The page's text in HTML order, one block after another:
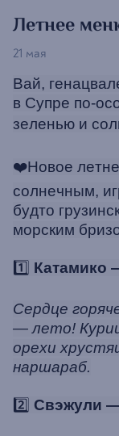
Летнее
21 мая
Вай,
в Супре по-
зеленью и
❤️Новое
солнечным,
будто
морским
1️⃣ Катамико
Сердце
— лето!
орехи
наршараб.
2️⃣ Свэжули